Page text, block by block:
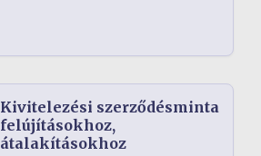
Kivitelezési szerződésminta
felújításokhoz,
átalakításokhoz